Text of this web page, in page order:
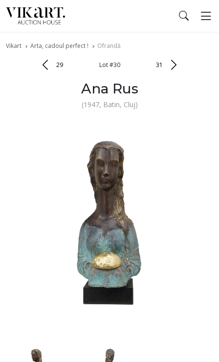
Vikart Arta, cadoul perfect ! Ofrandă
29 Lot #30 31
Ana Rus
(1947, Batin, Cluj)